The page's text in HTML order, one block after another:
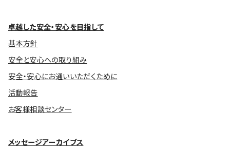
卓越した安全・安心を目指して
基本方針
安全と安心への取り組み
安全・安心にお通いいただくために
活動報告
お客様相談センター
メッセージアーカイブス